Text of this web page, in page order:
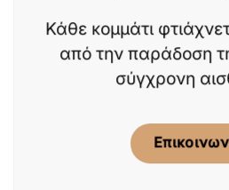
Κάθε κομμάτι
από την παράδοση
σύγχρονη